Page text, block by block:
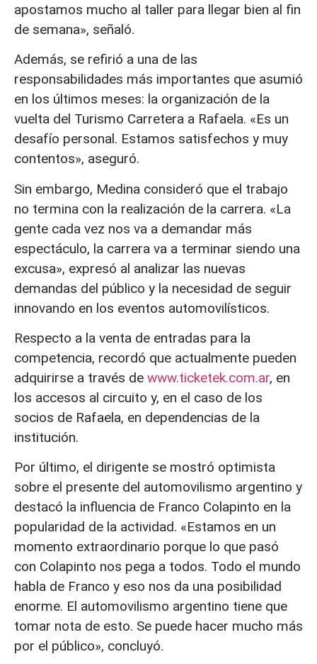
apostamos mucho al taller para llegar bien al fin
de semana», señaló.
Además, se refirió a una de las
responsabilidades más importantes que asumió
en los últimos meses: la organización de la
vuelta del Turismo Carretera a Rafaela. «Es un
desafío personal. Estamos satisfechos y muy
contentos», aseguró.
Sin embargo, Medina consideró que el trabajo
no termina con la realización de la carrera. «La
gente cada vez nos va a demandar más
espectáculo, la carrera va a terminar siendo una
excusa», expresó al analizar las nuevas
demandas del público y la necesidad de seguir
innovando en los eventos automovilísticos.
Respecto a la venta de entradas para la
competencia, recordó que actualmente pueden
adquirirse a través de www.ticketek.com.ar, en
los accesos al circuito y, en el caso de los
socios de Rafaela, en dependencias de la
institución.
Por último, el dirigente se mostró optimista
sobre el presente del automovilismo argentino y
destacó la influencia de Franco Colapinto en la
popularidad de la actividad. «Estamos en un
momento extraordinario porque lo que pasó
con Colapinto nos pega a todos. Todo el mundo
habla de Franco y eso nos da una posibilidad
enorme. El automovilismo argentino tiene que
tomar nota de esto. Se puede hacer mucho más
por el público», concluyó.